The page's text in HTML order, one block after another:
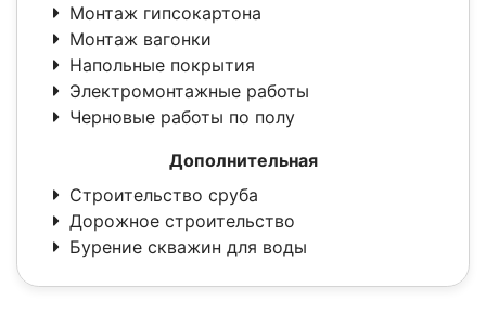
Монтаж гипсокартона
Монтаж вагонки
Напольные покрытия
Электромонтажные работы
Черновые работы по полу
Дополнительная
Строительство сруба
Дорожное строительство
Бурение скважин для воды